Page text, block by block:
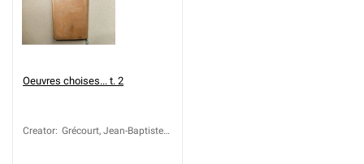
Oeuvres choises... t. 2
Creator: Grécourt, Jean-Baptiste